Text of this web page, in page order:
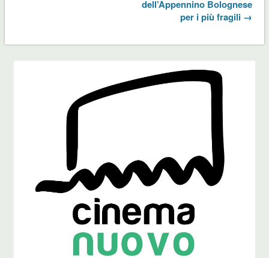
dell’Appennino Bolognese
per i più fragili →